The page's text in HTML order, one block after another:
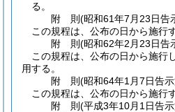
る。
附 則(昭和61年7月23日告
この規程は、公布の日から施行
附 則(昭和62年2月23日告
この規程は、公布の日から施行
用する。
附 則(昭和64年1月7日告
この規程は、公布の日から施行
附 則(平成3年10月1日告